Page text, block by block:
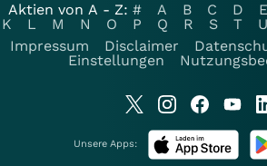
Aktien von A - Z: # A B C D E
K
L M N O P Q R S T U
Impressum
Disclaimer
Einstellungen
Unsere Apps: